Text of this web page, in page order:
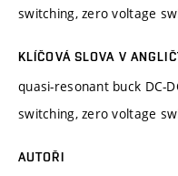
switching, zero voltage
KLÍČOVÁ SLOVA V
quasi-resonant buck DC-
switching, zero voltage
AUTOŘI